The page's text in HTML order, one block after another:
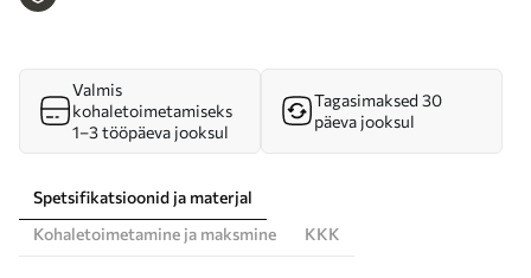
Valmis
kohaletoimetamiseks
1–3 tööpäeva jooksul
Tagasimaksed 30
päeva jooksul
Spetsifikatsioonid ja materjal
Kohaletoimetamine ja maksmine
KKK